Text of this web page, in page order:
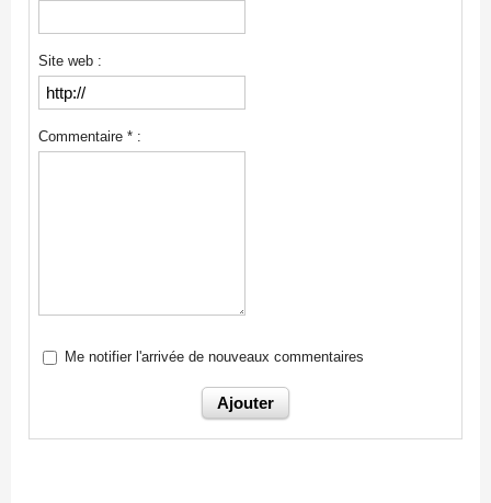
Site web :
Commentaire * :
Me notifier l'arrivée de nouveaux commentaires